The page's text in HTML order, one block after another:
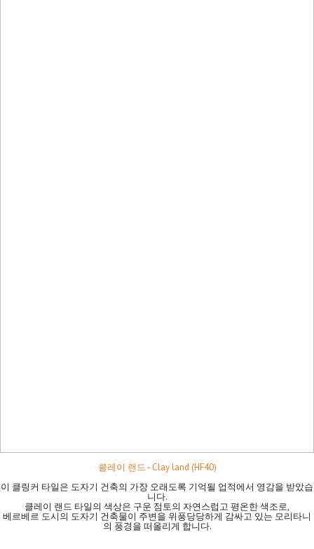
클레이 랜드 - Clay land (HF40)
이 클링커 타일은 도자기 건축의 가장 오래도록 기억될 업적에서 영감을 받았습
니다.
클레이 랜드 타일의 색상은 구운 점토의 자연스럽고 평온한 색조로,
베르베르 도시의 도자기 건축물이 주변을 위풍당당하게 감싸고 있는 모리타니
의 풍경을 떠올리게 합니다.